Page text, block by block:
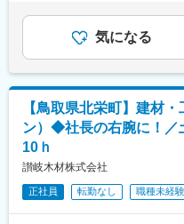
います。紙のまちに拠点
お客様に最適な製品を企
変わらぬ心で「紙」と「
います。
配送エリアは岡山県内が
ったルートを回ることが
ライバー未経験の方も
・段ボールや古紙の回収
・古紙の積み込み・運搬
・古紙に混ざった異物の
※1日の訪問件数は平均3
回（6月）■賞与：年2回
額であり、選考を通じて
固定手当を含めた表記で
気になる
【鳥取県北栄町】建材
ン）◆社長の右腕に！／
10ｈ
讃岐木材株式会社
正社員 転勤なし 職種未経